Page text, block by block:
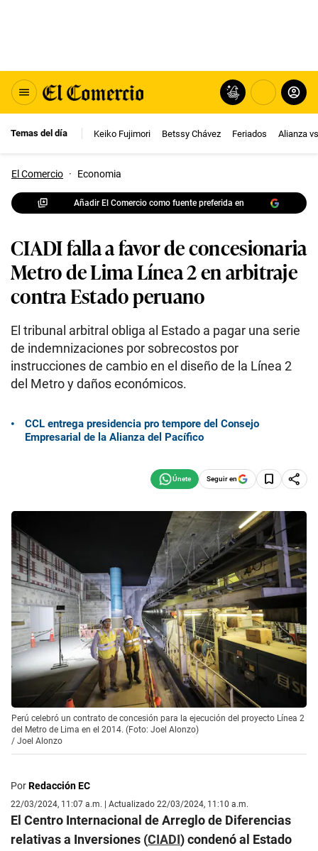
Temas del día Keiko Fujimori Betssy Chávez Feriados Alianza
El Comercio · Economia
Añadir El Comercio como fuente preferida en
CIADI falla a favor de concesionaria
Metro de Lima Línea 2 en arbitraje
contra Estado peruano
El tribunal arbitral obliga al Estado a pagar una serie
de indemnizaciones por sobrecostos por
instrucciones de cambio en el diseño de la Línea 2
del Metro y daños económicos.
CCL entrega presidencia pro tempore del Consejo
Empresarial de la Alianza del Pacífico
Seguir en
Perú celebró un contrato de concesión para la ejecución del proyecto Línea 2
del Metro de Lima en el 2014. (Foto: Joel Alonzo)
/ Joel Alonzo
PorRedacción EC
22/03/2024, 11:07 a.m. | Actualizado 22/03/2024, 11:10 a.m.
El Centro Internacional de Arreglo de Diferencias
relativas a Inversiones (CIADI) condenó al Estado